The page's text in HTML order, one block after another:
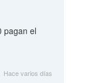
pagan el
Hace varios días